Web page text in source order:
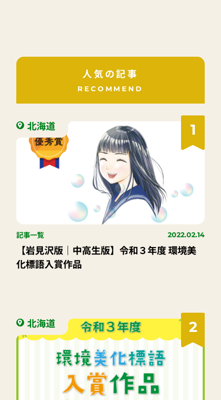
人気の記事
RECOMMEND
1
北海道
記事一覧 2022.02.14
【岩見沢版｜中高生版】令和３年度 環境美
化標語入賞作品
2
北海道